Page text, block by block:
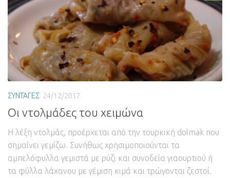
ΣΥΝΤΑΓΕΣ 24/12/2017
Οι ντολμάδες του χειμώνα
Η λέξη ντολμάς, προέρχεται από την τουρκική dolmak που
σημαίνει γεμίζω. Συνήθως χρησιμοποιούνται τα
αμπελόφυλλα γεμιστά με ρύζι και συνοδεία γιαουρτιού ή
τα φύλλα λάχανου με γέμιση κιμά και τρώγονται ζεστοί.